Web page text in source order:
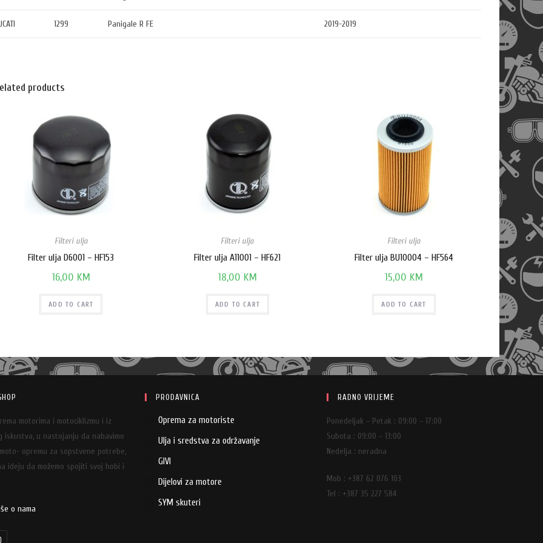
1299 Panigale R FE 2019-2019
products
Filteri ulja
Filter ulja D6001 – HF153
16,00 KM
ADD TO CART
Filteri ulja
Filter ulja A11001 – HF621
18,00 KM
ADD TO CART
Filteri ulja
Filter ulja BU10004 – HF564
15,00 KM
ADD TO CART
motorima i motociklizmu i iz
iskustva, u nastojanju da nabavimo
opremu za sopstvene potrebe,
ideju da možemo spojiti svoj hobi i
o nama
PRODAVNICA
Oprema za motoriste
Ulja i sredstva za održavanje
GIVI
Dijelovi za motore
SYM skuteri
RADNO VRIJEME
Ponedeljak – Petak : 09:00 – 17:00
Subota : 09:00 – 13:00
Nedelja : neradna
Mob : +387 62 076 103
Tel : +387 35 227 584